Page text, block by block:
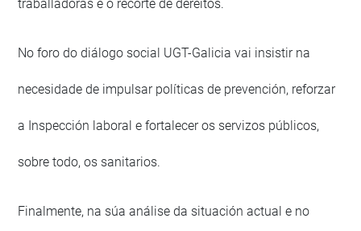
traballadoras e o recorte de dereitos.
No foro do diálogo social UGT-Galicia vai insistir na
necesidade de impulsar políticas de prevención, reforzar
a Inspección laboral e fortalecer os servizos públicos,
sobre todo, os sanitarios.
Finalmente, na súa análise da situación actual e no